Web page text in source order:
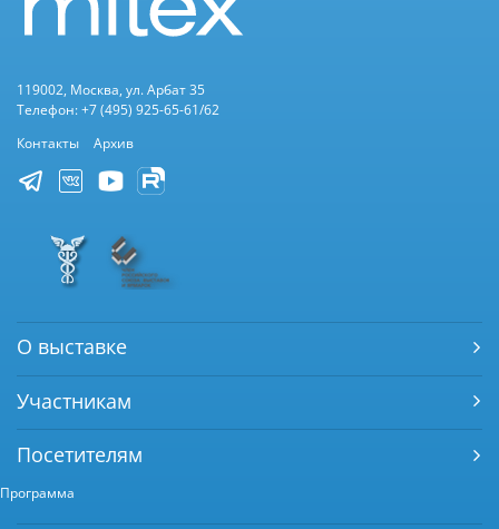
119002, Москва, ул. Арбат 35
Телефон: +7 (495) 925-65-61/62
Контакты
Архив
О выставке
Участникам
Посетителям
Программа